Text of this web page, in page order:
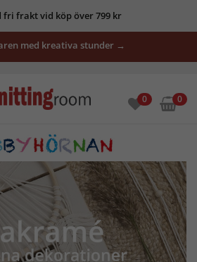
Se våra erbjudanden här
med kreativa stunder →
0 0